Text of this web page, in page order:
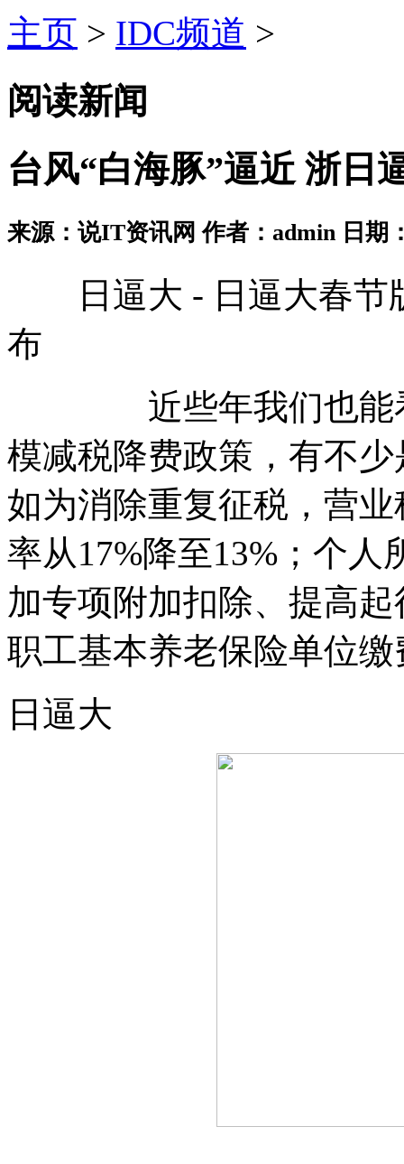
主页 > IDC频道 >
阅读新闻
台风“白海豚”逼近 浙日
来源：说IT资讯网 作者：admin 日期
日逼大 - 日逼大春节版
布
近些年我们也能看
模减税降费政策，有不
如为消除重复征税，营
率从17%降至13%；个
加专项附加扣除、提高
职工基本养老保险单位
日逼大